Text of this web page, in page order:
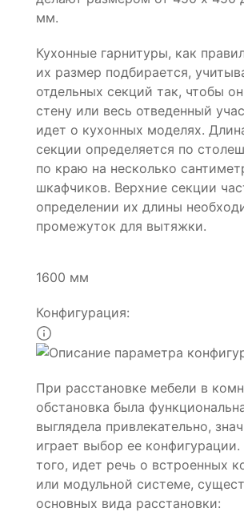
мм.
Кухонные гарнитуры, как
их размер подбирается,
отдельных секций так, чтобы
стену или весь отведенный
идет о кухонных моделях.
секции определяется по
по краю на несколько
шкафчиков. Верхние секции
определении их длины
промежуток для вытяжки.
1600 мм
Конфигурация:
При расстановке мебели в
обстановка была
выглядела привлекательно,
играет выбор ее
того, идет речь о встроенных
или модульной системе,
основных вида расстановки: